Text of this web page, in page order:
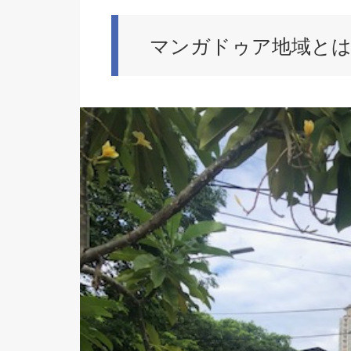
マンガドゥア地域とは